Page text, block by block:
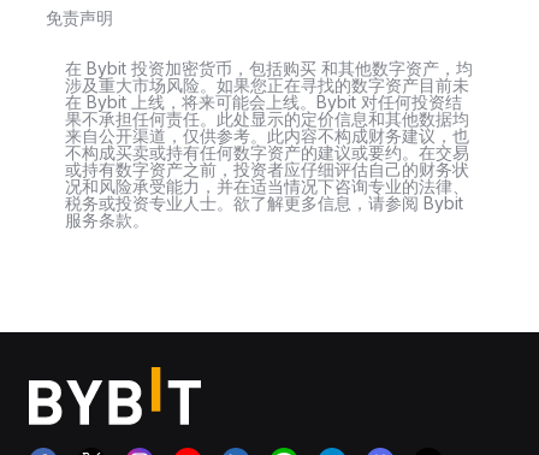
免责声明
在 Bybit 投资加密货币，包括购买 和其他数字资产，均
涉及重大市场风险。如果您正在寻找的数字资产目前未
在 Bybit 上线，将来可能会上线。Bybit 对任何投资结
果不承担任何责任。此处显示的定价信息和其他数据均
来自公开渠道，仅供参考。此内容不构成财务建议，也
不构成买卖或持有任何数字资产的建议或要约。在交易
或持有数字资产之前，投资者应仔细评估自己的财务状
况和风险承受能力，并在适当情况下咨询专业的法律、
税务或投资专业人士。欲了解更多信息，请参阅 Bybit
服务条款。